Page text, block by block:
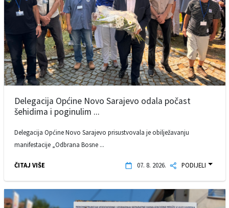
Delegacija Općine Novo Sarajevo odala počast
šehidima i poginulim ...
Delegacija Općine Novo Sarajevo prisustvovala je obilježavanju
manifestacije „Odbrana Bosne ...
ČITAJ VIŠE 07. 8. 2026. PODIJELI